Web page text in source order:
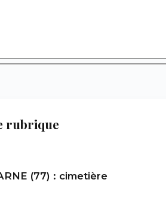
rubrique
(77) : cimetière